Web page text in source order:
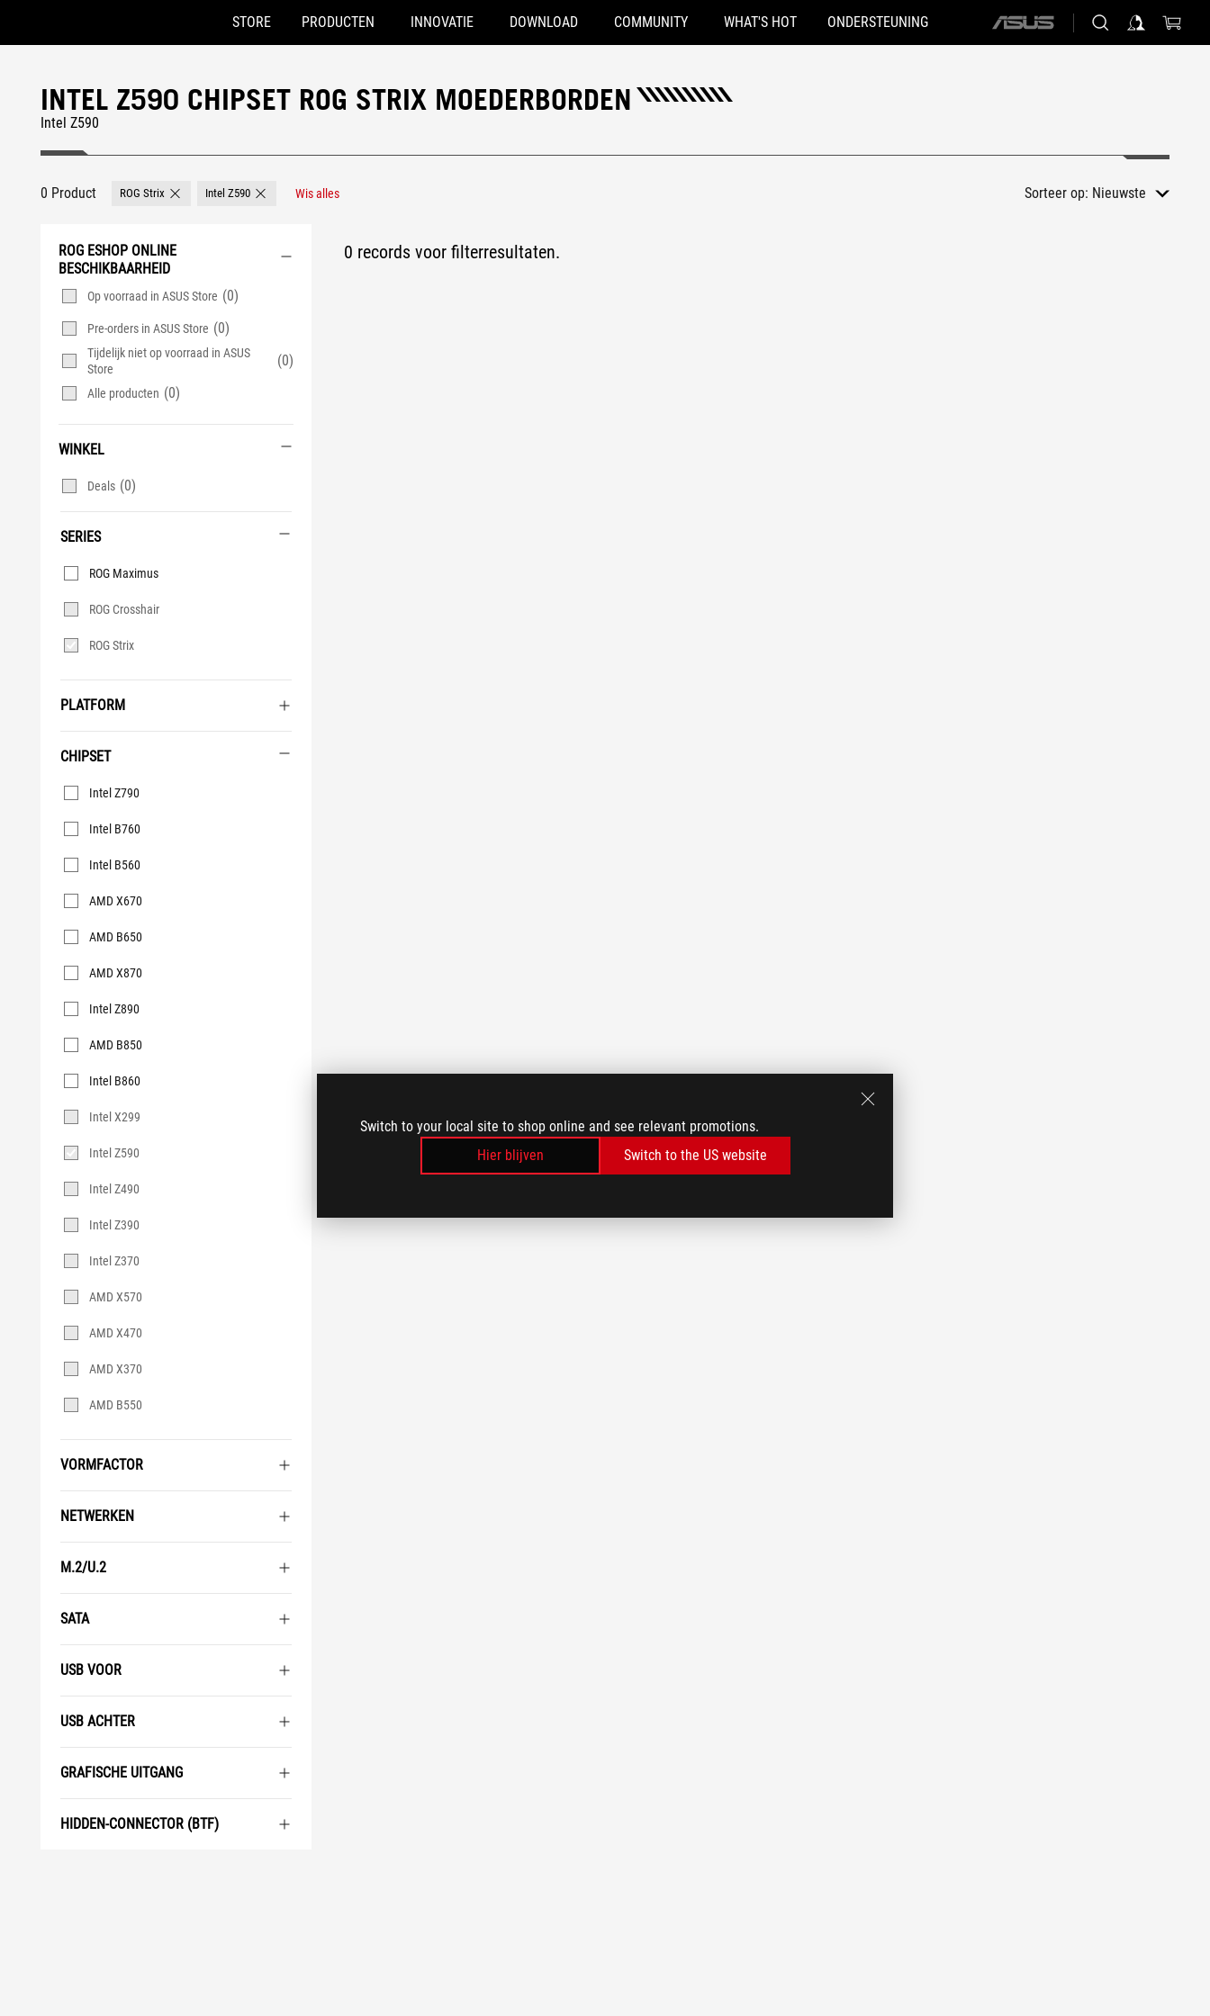
Switch to your local site to shop online and see relevant promotions.
Hier blijven
Switch to the US website
Accessibility links
STORE PRODUCTEN INNOVATIE DOWNLOAD COMMUNITY WHAT'S HOT ONDERSTEUNING
ASUS
INTEL Z590 CHIPSET ROG STRIX MOEDERBORDEN
Intel Z590
0 Product ROG Strix Remove ROG Strix
Intel Z590 Remove Intel Z590
Wis alles Sorteer op: Nieuwste
ROG ESHOP ONLINE
BESCHIKBAARHEID
Op voorraad in ASUS Store (0)
Pre-orders in ASUS Store (0)
Tijdelijk niet op voorraad in ASUS
Store
(0)
Alle producten (0)
WINKEL
Deals (0)
SERIES
Series
ROG Maximus
ROG Crosshair
ROG Strix
PLATFORM
CHIPSET
Chipset
Intel X299
Intel Z790
Intel B760
Intel Z590
Intel Z490
Intel Z390
Intel Z370
Intel B560
AMD X670
AMD X570
AMD X470
AMD X370
AMD B650
AMD B550
AMD X870
Intel Z890
AMD B850
Intel B860
VORMFACTOR
NETWERKEN
M.2/U.2
SATA
USB VOOR
USB ACHTER
GRAFISCHE UITGANG
HIDDEN-CONNECTOR (BTF)
0 records voor filterresultaten.